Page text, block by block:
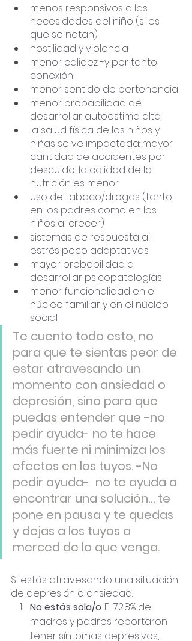
menos responsivos a las
necesidades del niño (si es
que se notan)
hostilidad y violencia
menor calidez -y por tanto
conexión-
menor sentido de pertenencia
menor probabilidad de
desarrollar autoestima alta
la salud física de los niños y
niñas se ve impactada: mayor
cantidad de accidentes por
descuido, la calidad de la
nutrición es menor
uso de tabaco/drogas (tanto
en los padres como en los
niños al crecer)
sistemas de respuesta al
estrés poco adaptativas
mayor probabilidad a
desarrollar psicopatologías
menor funcionalidad en el
núcleo familiar y en el núcleo
social
Te cuento todo esto, no
para que te sientas peor de
estar atravesando un
momento con ansiedad o
depresión, sino para que
puedas entender que -no
pedir ayuda- no te hace
más fuerte ni minimiza los
efectos en los tuyos. -No
pedir ayuda-  no te ayuda a
encontrar una solución… te
pone en pausa y te quedas
y dejas a los tuyos a
merced de lo que venga.
Si estás atravesando una situación
de depresión o ansiedad:
No estás sola/o. El 72.8% de
madres y padres reportaron
tener síntomas depresivos,